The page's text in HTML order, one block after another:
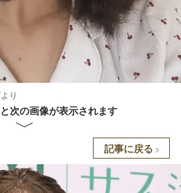
り
次の画像が表示されます
記事に戻る